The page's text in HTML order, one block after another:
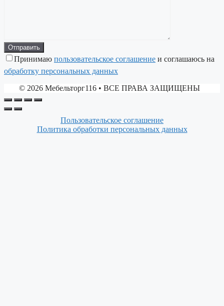
Принимаю пользовательское соглашение и соглашаюсь на
обработку персональных данных
© 2026 Мебельторг116 • ВСЕ ПРАВА ЗАЩИЩЕНЫ
Пользовательское соглашение
Политика обработки персональных данных